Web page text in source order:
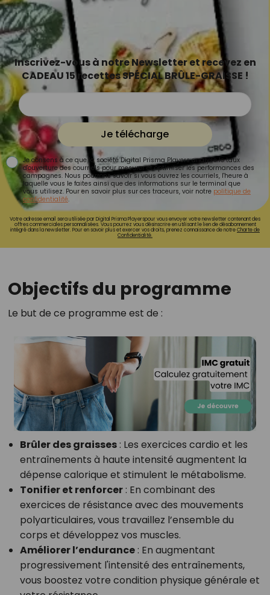
Inscrivez-vous à notre Newsletter et recevez en
CADEAU 15 recettes SPÉCIAL BRÛLE-GRAISSE !
Je télécharge
Je consens à ce que la société Digital Prisma Players analyse le taux
d'ouverture des courriels pour mesurer et optimiser les performances des
campagnes. Nous pourrons savoir si vous ouvrez les courriels, l'heure à
laquelle vous le faites ainsi que des informations sur le terminal que
vous utilisez. Pour en savoir plus sur ces traceurs, voir notre politique de
confidentialité.
Votre adresse email sera utilisée par Digital Prisma Playerspour vous envoyer votre newsletter contenant des
offres commerciales personnalisées. Vous pourrez vous désinscrire en utilisant le lien de désabonnement
intégré dans la newsletter. Pour en savoir plus et exercer vos droits, prenez connaissance de notreCharte de
Confidentialité.
Objectifs du programme
Le but de ce programme est de :
Brûler des graisses: Les exercices cardio et les
entraînements à haute intensité augmentent la
dépense calorique et stimulent le métabolisme.
Tonifier et renforcer: En combinant des
exercices de résistance avec des mouvements
polyarticulaires, vous travaillez l’ensemble du
corps et développez vos muscles.
Améliorer l’endurance: En augmentant
progressivement l'intensité des entraînements,
vous boostez votre condition physique générale et